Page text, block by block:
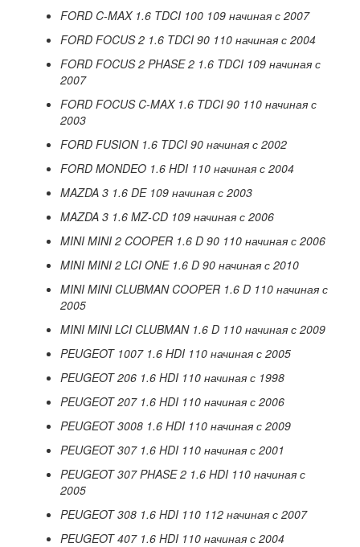
FORD C-MAX 1.6 TDCI 100 109 начиная с 2007
FORD FOCUS 2 1.6 TDCI 90 110 начиная с 2004
FORD FOCUS 2 PHASE 2 1.6 TDCI 109 начиная с
2007
FORD FOCUS C-MAX 1.6 TDCI 90 110 начиная с
2003
FORD FUSION 1.6 TDCI 90 начиная с 2002
FORD MONDEO 1.6 HDI 110 начиная с 2004
MAZDA 3 1.6 DE 109 начиная с 2003
MAZDA 3 1.6 MZ-CD 109 начиная с 2006
MINI MINI 2 COOPER 1.6 D 90 110 начиная с 2006
MINI MINI 2 LCI ONE 1.6 D 90 начиная с 2010
MINI MINI CLUBMAN COOPER 1.6 D 110 начиная с
2005
MINI MINI LCI CLUBMAN 1.6 D 110 начиная с 2009
PEUGEOT 1007 1.6 HDI 110 начиная с 2005
PEUGEOT 206 1.6 HDI 110 начиная с 1998
PEUGEOT 207 1.6 HDI 110 начиная с 2006
PEUGEOT 3008 1.6 HDI 110 начиная с 2009
PEUGEOT 307 1.6 HDI 110 начиная с 2001
PEUGEOT 307 PHASE 2 1.6 HDI 110 начиная с
2005
PEUGEOT 308 1.6 HDI 110 112 начиная с 2007
PEUGEOT 407 1.6 HDI 110 начиная с 2004